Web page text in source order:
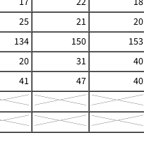
25 21 20
134 150 153
20 31 40
41 47 40